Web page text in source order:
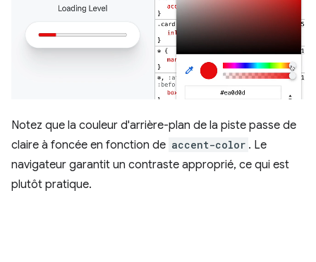
Notez que la couleur d'arrière-plan de la piste passe de
claire à foncée en fonction de accent-color . Le
navigateur garantit un contraste approprié, ce qui est
plutôt pratique.